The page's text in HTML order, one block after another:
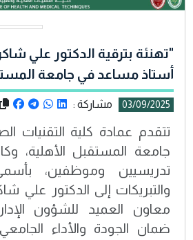
"تهنئة بترقية الدكتور علي
أستاذ مساعد في جامعة
03/09/2025 مشاركة :
تتقدم عمادة كلية التقنيات
جامعة المستقبل الأهلية،
تدريسيين وموظفين،
والتبريكات إلى الدكتور علي
معاون العميد للشؤون
ضمان الجودة والأداء